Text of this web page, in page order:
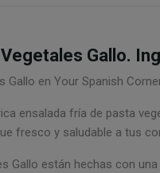
Gallo.
Gallo en Your Spanish
ensalada fría de pasta
fresco y saludable a tus
Gallo están hechas con